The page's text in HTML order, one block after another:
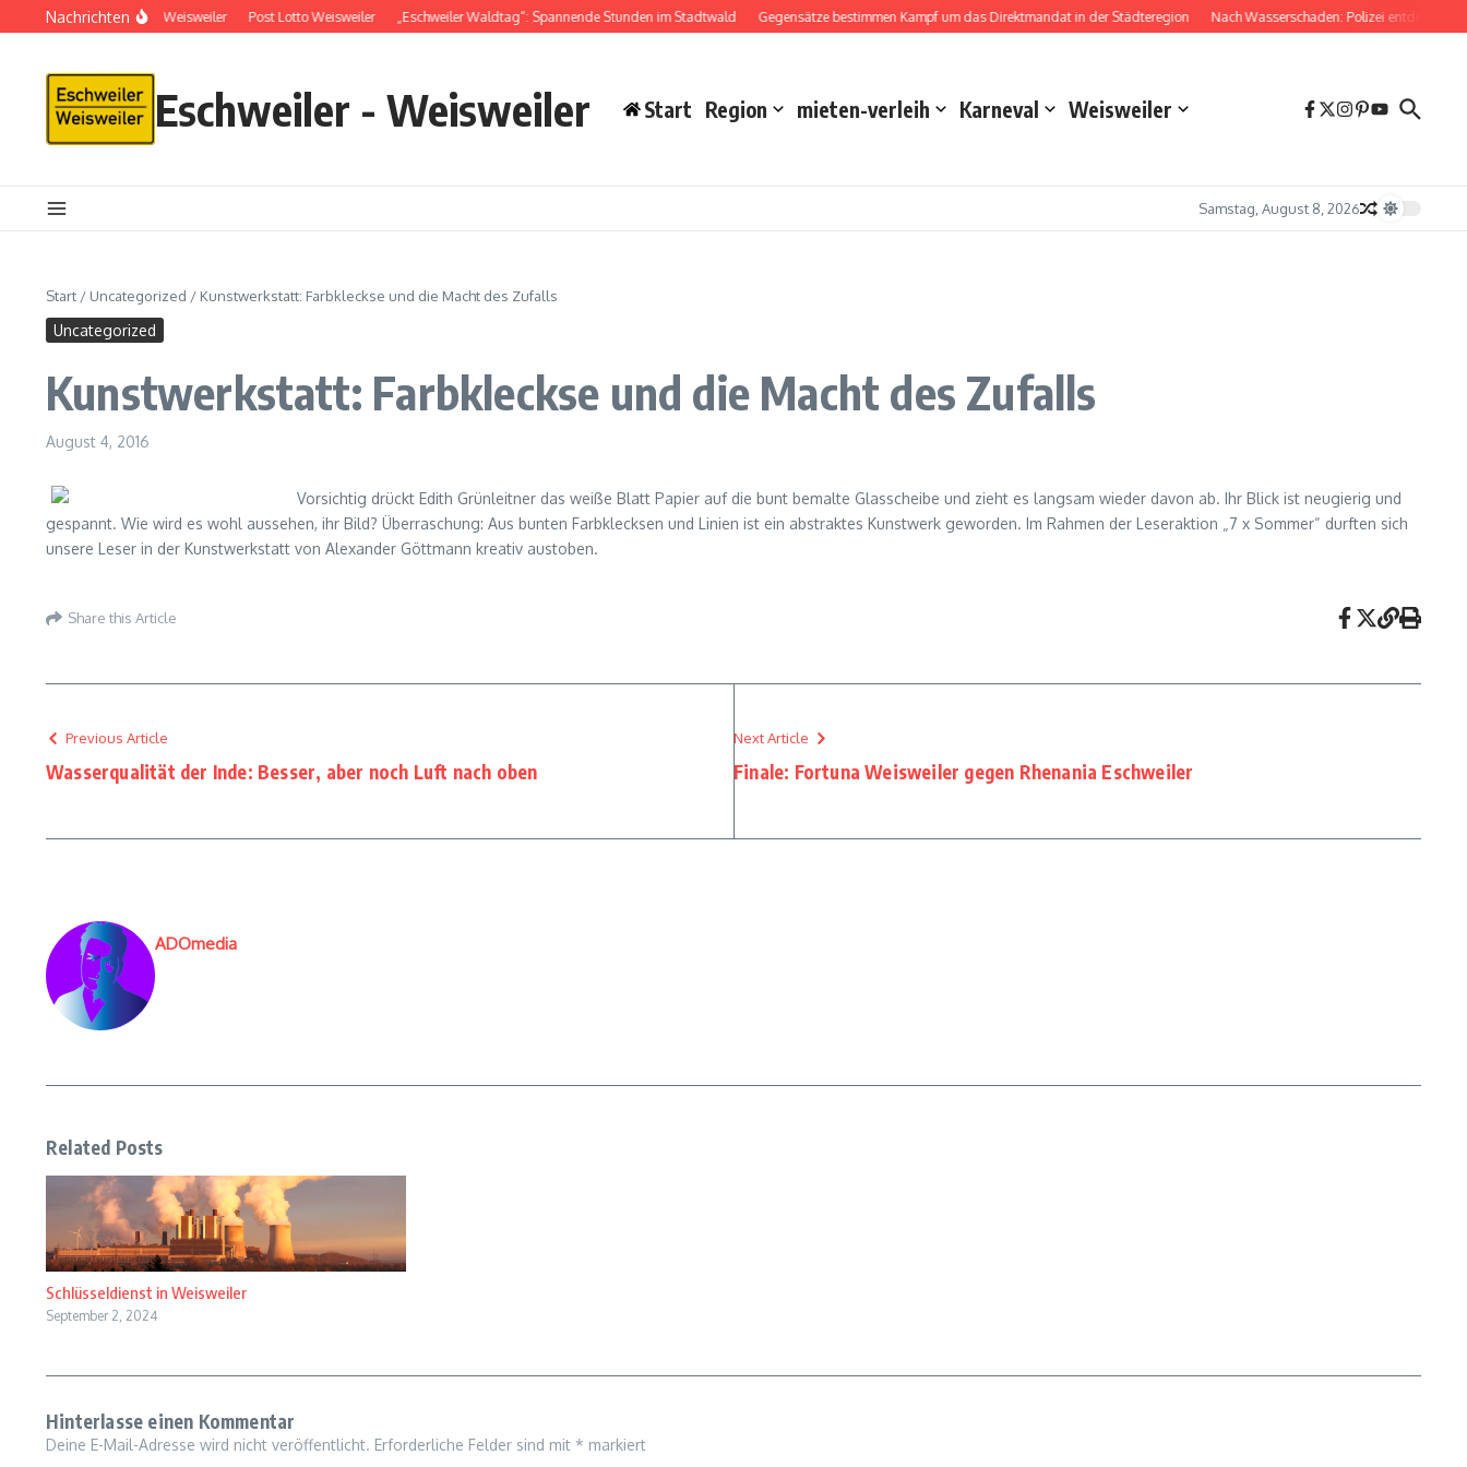
Nachrichten
Schlüsseldienst in Weisweiler Post Lotto Weisweiler „Eschweiler Waldtag“: Spannende Stunden im Stadtwald Gegensätze bestimmen Kampf um das Direktmandat in der Städteregion Nach Wasserschaden: Polizei entdeckt
Eschweiler - Weisweiler Start Region mieten-verleih Karneval Weisweiler
Samstag, August 8, 2026
Start / Uncategorized / Kunstwerkstatt: Farbkleckse und die Macht des Zufalls
Uncategorized
Kunstwerkstatt: Farbkleckse und die Macht des Zufalls
August 4, 2016
Vorsichtig drückt Edith Grünleitner das weiße Blatt Papier auf die bunt bemalte Glasscheibe und zieht es langsam wieder davon ab. Ihr Blick ist neugierig und
gespannt. Wie wird es wohl aussehen, ihr Bild? Überraschung: Aus bunten Farbklecksen und Linien ist ein abstraktes Kunstwerk geworden. Im Rahmen der Leseraktion „7 x Sommer“ durften sich
unsere Leser in der Kunstwerkstatt von Alexander Göttmann kreativ austoben.
Share this Article
Previous Article
Wasserqualität der Inde: Besser, aber noch Luft nach oben
Next Article
Finale: Fortuna Weisweiler gegen Rhenania Eschweiler
ADOmedia
Related Posts
Schlüsseldienst in Weisweiler
September 2, 2024
Hinterlasse einen Kommentar
Deine E-Mail-Adresse wird nicht veröffentlicht. Erforderliche Felder sind mit * markiert